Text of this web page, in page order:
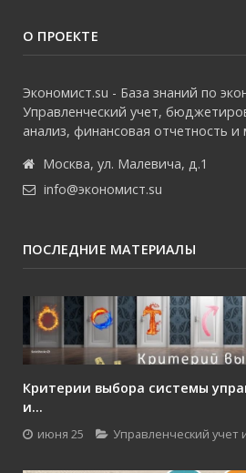
О ПРОЕКТЕ
Экономист.su - База знаний по
Управленческий учет,
анализ, финансовая отчетность и
Москва, ул. Малевича, д.1
info@экономист.su
ПОСЛЕДНИЕ МАТЕРИАЛЫ
Критерии выбора системы
и...
июня 25 Управленческий